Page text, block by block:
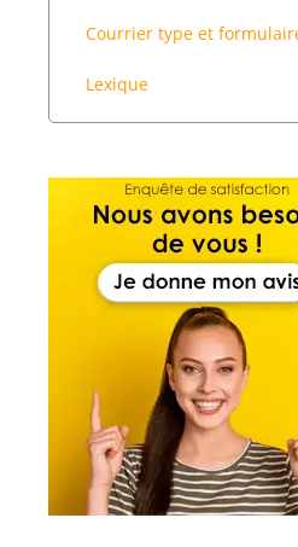
Courrier type et
Lexique